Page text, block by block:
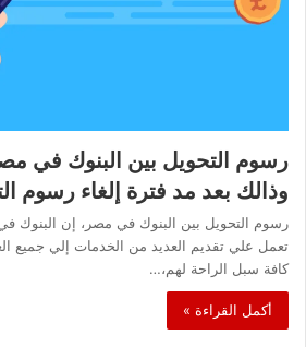
رسوم التحويل بين البنوك في
وذالك بعد مد فترة إلغاء رسوم
رسوم التحويل بين البنوك في مصر، إن البنوك
تعمل علي تقديم العديد من الخدمات إلي جميع
كافة سبل الراحة لهم،…
أكمل القراءة »